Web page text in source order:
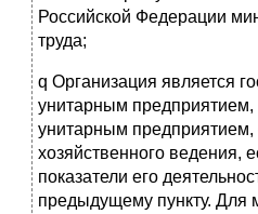
Российской Федерации
труда;
q Организация является
унитарным
унитарным
хозяйственного ведения,
показатели его
предыдущему пункту. Для